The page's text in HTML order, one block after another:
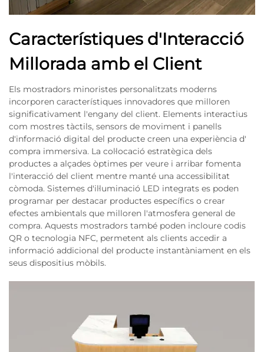
Característiques d'Interacció
Millorada amb el Client
Els mostradors minoristes personalitzats moderns
incorporen característiques innovadores que milloren
significativament l'engany del client. Elements interactius
com mostres tàctils, sensors de moviment i panells
d'informació digital del producte creen una experiència d'
compra immersiva. La col·locació estratègica dels
productes a alçades òptimes per veure i arribar fomenta
l'interacció del client mentre manté una accessibilitat
còmoda. Sistemes d'il·luminació LED integrats es poden
programar per destacar productes específics o crear
efectes ambientals que milloren l'atmosfera general de
compra. Aquests mostradors també poden incloure codis
QR o tecnologia NFC, permetent als clients accedir a
informació addicional del producte instantàniament en els
seus dispositius mòbils.